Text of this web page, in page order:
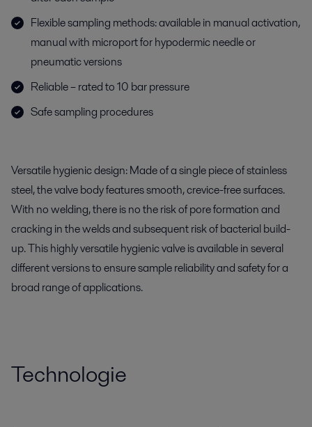
Flexible sampling methods: available in manual activation,
manual with microport for hypodermic needle or
pneumatic versions
Reliable – rated to 10 bar pressure
Safe sampling procedures
Versatile hygienic design: Made of a single piece of stainless
steel, the valve body features smooth, crevice-free surfaces.
With no welding, there is no the risk of pore formation and
cracking in the welds and subsequent risk of bacterial build-
up. This highly versatile hygienic valve is available in several
different versions to ensure sample reliability and safety for a
broad range of applications.
Technologie